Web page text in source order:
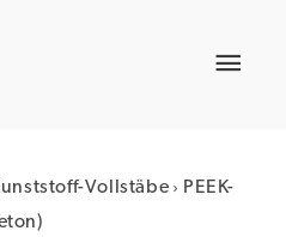
Vollstäbe › PEEK-